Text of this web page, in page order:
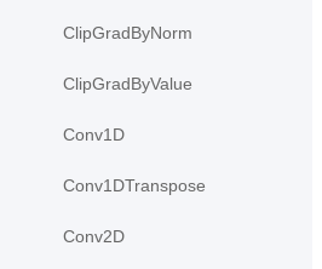
ClipGradByNorm
ClipGradByValue
Conv1D
Conv1DTranspose
Conv2D